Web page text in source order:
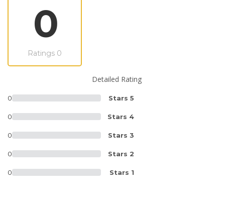
0
0 Ratings
Detailed Rating
Stars 5
0
Stars 4
0
Stars 3
0
Stars 2
0
Stars 1
0